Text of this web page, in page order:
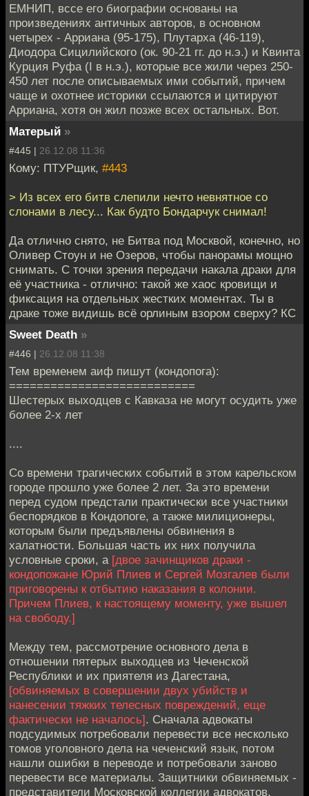
ЕМНИП, вссе его биографии основаны на
произведениях античных авторов, в основном
четырех - Арриана (95-175), Плутарха (46-119),
Диодора Сицилийского (ок. 90-21 гг. до н.э.) и Квинта
Курция Руфа (I в н.э.), которые все жили через 250-
450 лет после описываемых ими событий, причем
чаще и охотнее историки ссылаются и цитируют
Арриана, хотя он жил позже всех остальных. Вот.
Матерый »
#445 | 26.12.08 11:36
Кому: ПТУРщик, #443
> Из всех его битв слепили нечто невнятное со
слонами в лесу... Как будто Бондарчук снимал!
Да отлично снято, не Битва под Москвой, конечно, но
Оливер Стоун и не Озеров, чтобы панорамы мощно
снимать. С точки зрения передачи накала драки для
её участника - отлично: такой же хаос кровищи и
фиксация на отдельных жестких моментах. Ты в
драке тоже видишь всё орлиным взором сверху? КС
Sweet Death »
#446 | 26.12.08 11:38
Тем временем аиф пишут (кондопога):
===========================
Шестерых выходцев с Кавказа не могут осудить уже
более 2-х лет
....
Со времени трагических событий в этом карельском
городе прошло уже более 2 лет. За это времени
перед судом предстали практически все участники
беспорядков в Кондопоге, а также милиционеры,
которым были предъявлены обвинения в
халатности. Большая часть их них получила
условные сроки, а [двое зачинщиков драки -
кондопожане Юрий Плиев и Сергей Мозгалев были
приговорены к отбытию наказания в колонии.
Причем Плиев, к настоящему моменту, уже вышел
на свободу.]
Между тем, рассмотрение основного дела в
отношении пятерых выходцев из Чеченской
Республики и их приятеля из Дагестана,
[обвиняемых в совершении двух убийств и
нанесении тяжких телесных повреждений, еще
фактически не началось]. Сначала адвокаты
подсудимых потребовали перевести все несколько
томов уголовного дела на чеченский язык, потом
нашли ошибки в переводе и потребовали заново
перевести все материалы. Защитники обвиняемых -
представители Московской коллегии адвокатов,